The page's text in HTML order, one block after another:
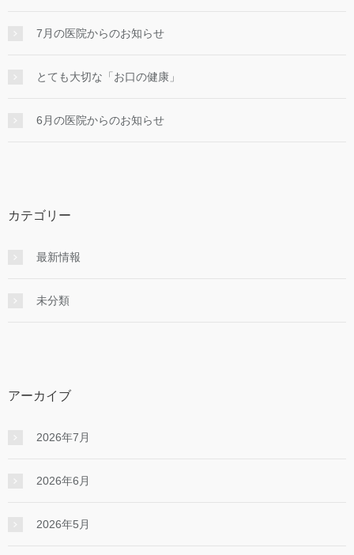
7月の医院からのお知らせ
とても大切な「お口の健康」
6月の医院からのお知らせ
カテゴリー
最新情報
未分類
アーカイブ
2026年7月
2026年6月
2026年5月